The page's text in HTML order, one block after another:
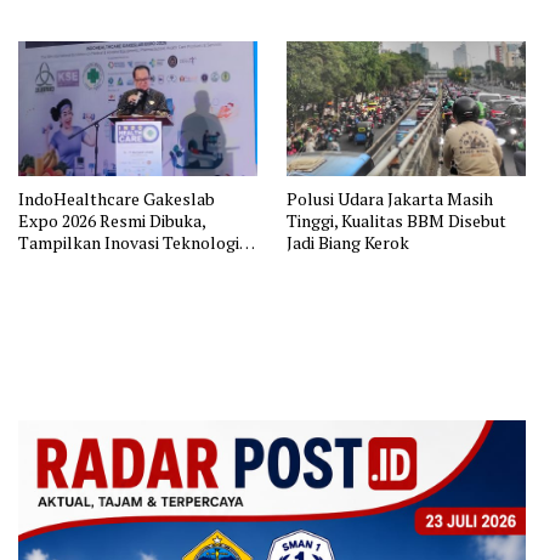
IndoHealthcare Gakeslab
Expo 2026 Resmi Dibuka,
Tampilkan Inovasi Teknologi
Polusi Udara Jakarta Masih
Tinggi, Kualitas BBM Disebut
Jadi Biang Kerok